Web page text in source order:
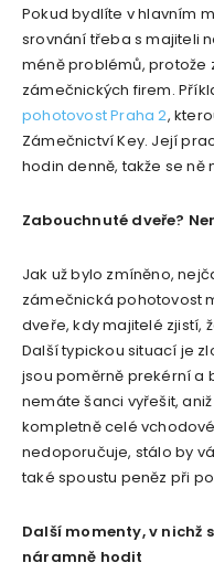
Pokud bydlíte v hlavním
srovnání třeba s majiteli
méně problémů, protože
zámečnických firem.
pohotovost Praha 2,
Zámečnictví Key. Její
hodin denně, takže se ně
Zabouchnuté dveře?
Jak už bylo zmíněno,
zámečnická pohotovost
dveře, kdy majitelé zjistí,
Další typickou situací je
jsou poměrně prekérní a
nemáte šanci vyřešit,
kompletně celé
nedoporučuje, stálo by
také spoustu peněz při
Další momenty, v nichž
náramně hodit